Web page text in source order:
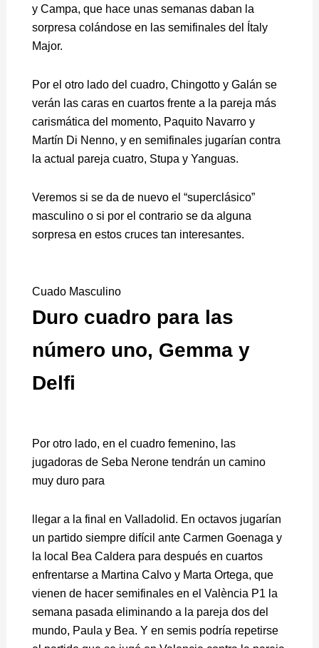
y Campa, que hace unas semanas daban la
sorpresa colándose en las semifinales del Ítaly
Major.
Por el otro lado del cuadro, Chingotto y Galán se
verán las caras en cuartos frente a la pareja más
carismática del momento, Paquito Navarro y
Martín Di Nenno, y en semifinales jugarían contra
la actual pareja cuatro, Stupa y Yanguas.
Veremos si se da de nuevo el “superclásico”
masculino o si por el contrario se da alguna
sorpresa en estos cruces tan interesantes.
Cuado Masculino
Duro cuadro para las
número uno, Gemma y
Delfi
Por otro lado, en el cuadro femenino, las
jugadoras de Seba Nerone tendrán un camino
muy duro para
llegar a la final en Valladolid. En octavos jugarían
un partido siempre difícil ante Carmen Goenaga y
la local Bea Caldera para después en cuartos
enfrentarse a Martina Calvo y Marta Ortega, que
vienen de hacer semifinales en el València P1 la
semana pasada eliminando a la pareja dos del
mundo, Paula y Bea. Y en semis podría repetirse